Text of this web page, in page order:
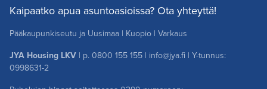
Kaipaatko apua asuntoasioissa? Ota yhteyttä!
Pääkaupunkiseutu ja Uusimaa | Kuopio | Varkaus
JYA Housing LKV | p.0800 155 155 | info@jya.fi | Y-tunnus:
0998631-2